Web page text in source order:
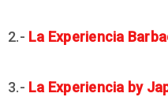
2.- La Experiencia
3.- La Experiencia by